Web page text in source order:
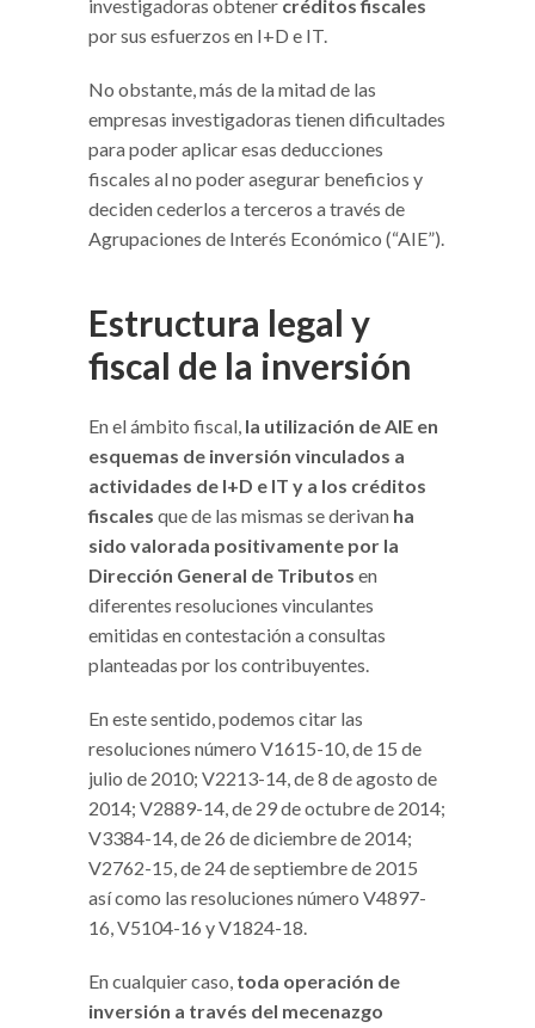
investigadoras obtener créditos fiscales
por sus esfuerzos en I+D e IT.
No obstante, más de la mitad de las
empresas investigadoras tienen dificultades
para poder aplicar esas deducciones
fiscales al no poder asegurar beneficios y
deciden cederlos a terceros a través de
Agrupaciones de Interés Económico (“AIE”).
Estructura legal y
fiscal de la inversión
En el ámbito fiscal, la utilización de AIE en
esquemas de inversión vinculados a
actividades de I+D e IT y a los créditos
fiscales que de las mismas se derivan ha
sido valorada positivamente por la
Dirección General de Tributos en
diferentes resoluciones vinculantes
emitidas en contestación a consultas
planteadas por los contribuyentes.
En este sentido, podemos citar las
resoluciones número V1615-10, de 15 de
julio de 2010; V2213-14, de 8 de agosto de
2014; V2889-14, de 29 de octubre de 2014;
V3384-14, de 26 de diciembre de 2014;
V2762-15, de 24 de septiembre de 2015
así como las resoluciones número V4897-
16, V5104-16 y V1824-18.
En cualquier caso, toda operación de
inversión a través del mecenazgo